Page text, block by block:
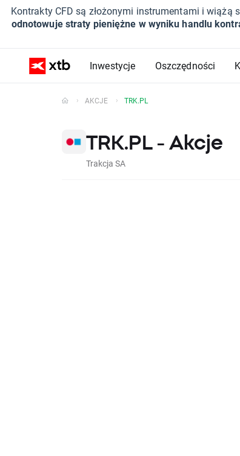
Kontrakty CFD są złożonymi instrumentami i
odnotowuje straty pieniężne w wyniku handlu
Inwestycje Oszczędności
AKCJE TRK.PL
TRK.PL - Akcje
Trakcja SA